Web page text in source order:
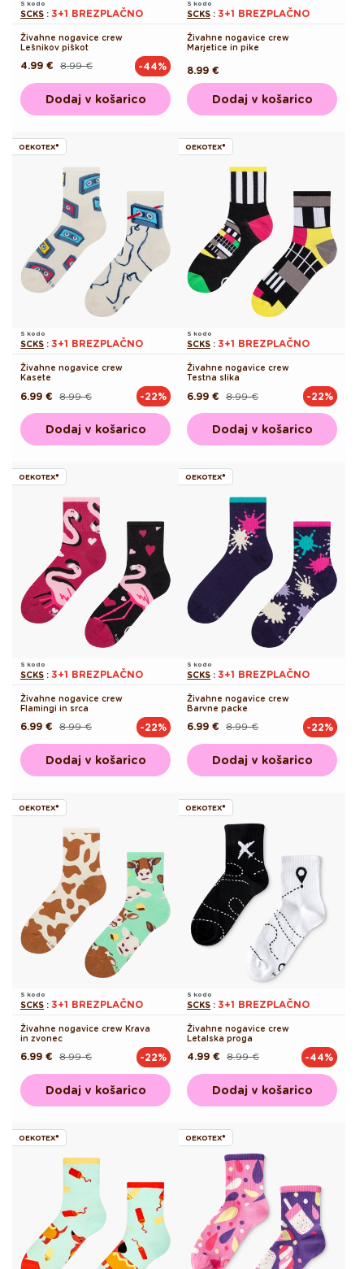
S kodo
SCKS : 3+1 BREZPLAČNO
Živahne nogavice crew
Lešnikov piškot
Redna 8.99 €
Akcijska
4.99 € -44%
Dodaj v košarico
S kodo
SCKS : 3+1 BREZPLAČNO
Živahne nogavice crew
Marjetice in pike
Redna
cena
8.99 €
Dodaj v košarico
OEKOTEX®
S kodo
SCKS : 3+1 BREZPLAČNO
Živahne nogavice crew
Kasete
Redna 8.99 €
Akcijska
6.99 € -22%
Dodaj v košarico
OEKOTEX®
S kodo
SCKS : 3+1 BREZPLAČNO
Živahne nogavice crew
Testna slika
Redna 8.99 €
Akcijska
6.99 € -22%
Dodaj v košarico
OEKOTEX®
S kodo
SCKS : 3+1 BREZPLAČNO
Živahne nogavice crew
Flamingi in srca
Redna 8.99 €
Akcijska
6.99 € -22%
Dodaj v košarico
OEKOTEX®
S kodo
SCKS : 3+1 BREZPLAČNO
Živahne nogavice crew
Barvne packe
Redna 8.99 €
Akcijska
6.99 € -22%
Dodaj v košarico
OEKOTEX®
S kodo
SCKS : 3+1 BREZPLAČNO
Živahne nogavice crew Krava
in zvonec
Redna 8.99 €
Akcijska
6.99 € -22%
Dodaj v košarico
OEKOTEX®
S kodo
SCKS : 3+1 BREZPLAČNO
Živahne nogavice crew
Letalska proga
Redna 8.99 €
Akcijska
4.99 € -44%
Dodaj v košarico
OEKOTEX® OEKOTEX®